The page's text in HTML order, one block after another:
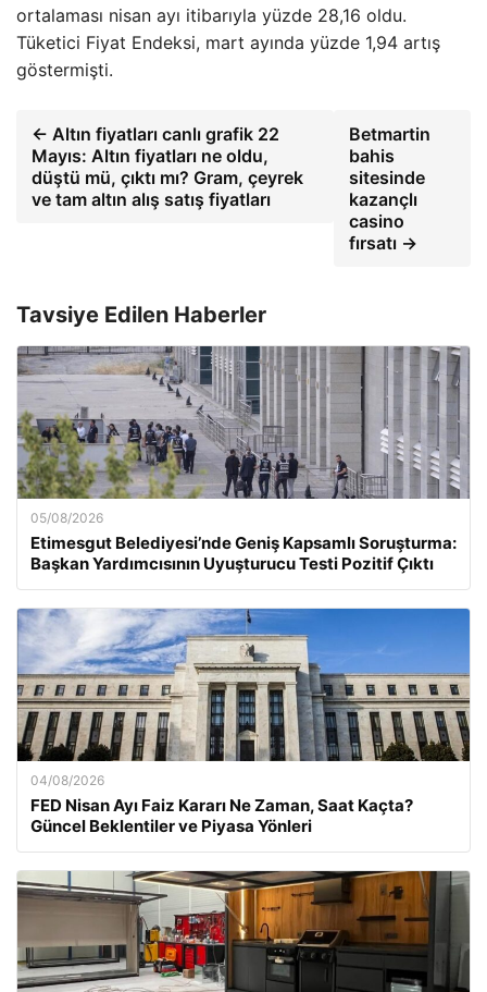
ortalaması nisan ayı itibarıyla yüzde 28,16 oldu.
Tüketici Fiyat Endeksi, mart ayında yüzde 1,94 artış
göstermişti.
← Altın fiyatları canlı grafik 22
Mayıs: Altın fiyatları ne oldu,
düştü mü, çıktı mı? Gram, çeyrek
ve tam altın alış satış fiyatları
Betmartin
bahis
sitesinde
kazançlı
casino
fırsatı →
Tavsiye Edilen Haberler
05/08/2026
Etimesgut Belediyesi’nde Geniş Kapsamlı Soruşturma:
Başkan Yardımcısının Uyuşturucu Testi Pozitif Çıktı
04/08/2026
FED Nisan Ayı Faiz Kararı Ne Zaman, Saat Kaçta?
Güncel Beklentiler ve Piyasa Yönleri